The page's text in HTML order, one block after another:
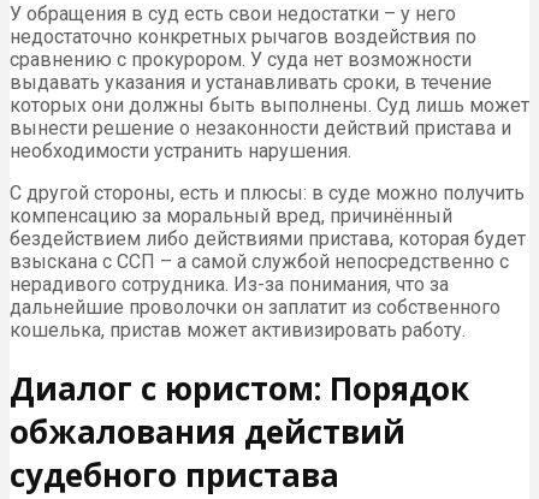
У обращения в суд есть свои недостатки – у него
недостаточно конкретных рычагов воздействия по
сравнению с прокурором. У суда нет возможности
выдавать указания и устанавливать сроки, в течение
которых они должны быть выполнены. Суд лишь может
вынести решение о незаконности действий пристава и
необходимости устранить нарушения.
С другой стороны, есть и плюсы: в суде можно получить
компенсацию за моральный вред, причинённый
бездействием либо действиями пристава, которая будет
взыскана с ССП – а самой службой непосредственно с
нерадивого сотрудника. Из-за понимания, что за
дальнейшие проволочки он заплатит из собственного
кошелька, пристав может активизировать работу.
Диалог с юристом: Порядок
обжалования действий
судебного пристава